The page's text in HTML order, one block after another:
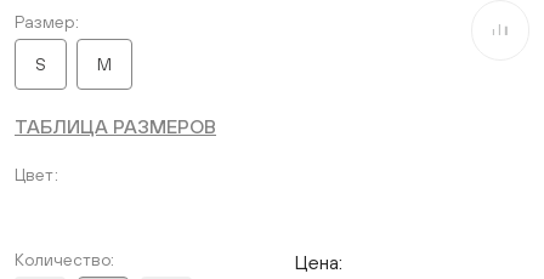
В
Размер
S M
ТАБЛИЦА РАЗМЕРОВ
Цвет
Количество: Цена: